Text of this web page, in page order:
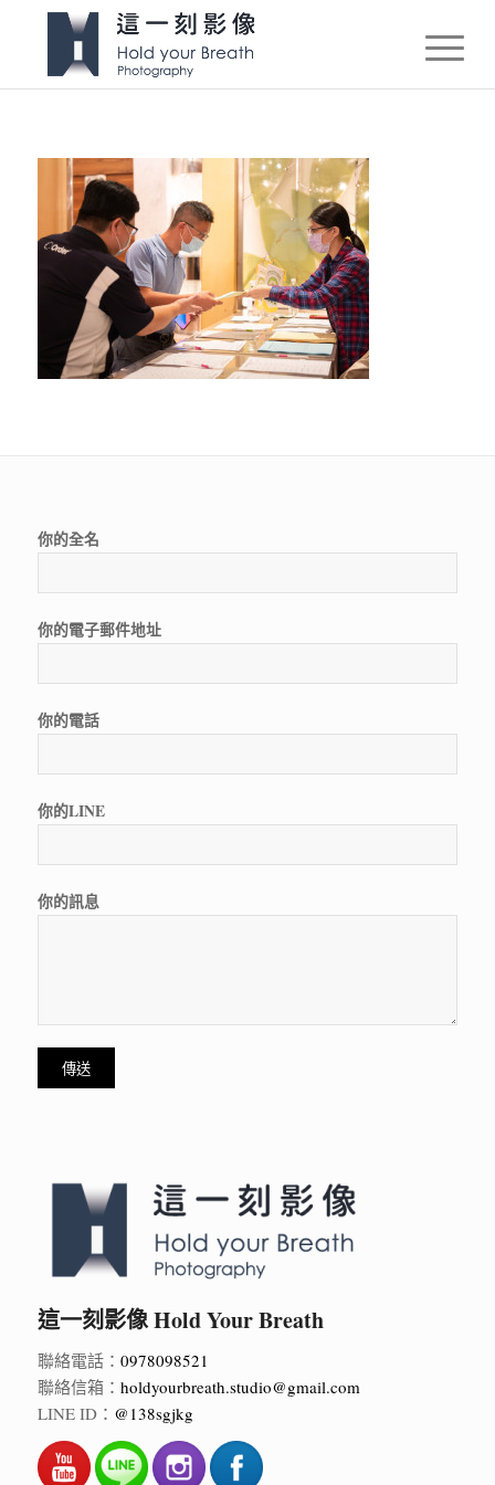
這一刻影像 Hold Your Breath
聯絡電話： 0978098521
聯絡信箱： holdyourbreath.studio@gmail.com
LINE ID： @138sgjkg
你的全名
你的電子郵件地址
你的電話
你的LINE
你的訊息